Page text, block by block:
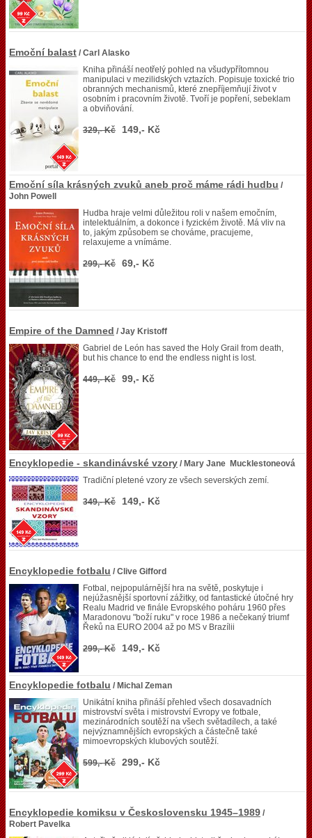
Emoční balast / Carl Alasko
Kniha přináší neotřelý pohled na všudypřítomnou
manipulaci v mezilidských vztazích. Popisuje toxické trio
obranných mechanismů, které znepříjemňují život v
osobním i pracovním životě. Tvoří je popření, sebeklam
a obviňování.
329,- Kč 149,- Kč
Emoční síla krásných zvuků aneb proč máme rádi hudbu /
John Powell
Hudba hraje velmi důležitou roli v našem emočním,
intelektuálním, a dokonce i fyzickém životě. Má vliv na
to, jakým způsobem se chováme, pracujeme,
relaxujeme a vnímáme.
299,- Kč 69,- Kč
Empire of the Damned / Jay Kristoff
Gabriel de León has saved the Holy Grail from death,
but his chance to end the endless night is lost.
449,- Kč 99,- Kč
Encyklopedie - skandinávské vzory / Mary Jane Mucklestoneová
Tradiční pletené vzory ze všech severských zemí.
349,- Kč 149,- Kč
Encyklopedie fotbalu / Clive Gifford
Fotbal, nejpopulárnější hra na světě, poskytuje i
nejúžasnější sportovní zážitky, od fantastické útočné hry
Realu Madrid ve finále Evropského poháru 1960 přes
Maradonovu "boží ruku" v roce 1986 a nečekaný triumf
Řeků na EURO 2004 až po MS v Brazílii
299,- Kč 149,- Kč
Encyklopedie fotbalu / Michal Zeman
Unikátní kniha přináší přehled všech dosavadních
mistrovství světa i mistrovství Evropy ve fotbale,
mezinárodních soutěží na všech světadílech, a také
nejvýznamnějších evropských a částečně také
mimoevropských klubových soutěží.
599,- Kč 299,- Kč
Encyklopedie komiksu v Československu 1945–1989 /
Robert Pavelka